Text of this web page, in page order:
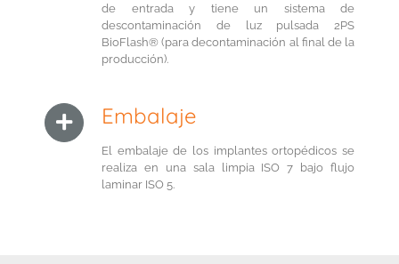
de entrada y tiene un sistema de
descontaminación de luz pulsada 2PS
BioFlash® (para decontaminación al final de la
producción).
Embalaje
El embalaje de los implantes ortopédicos se
realiza en una sala limpia ISO 7 bajo flujo
laminar ISO 5.